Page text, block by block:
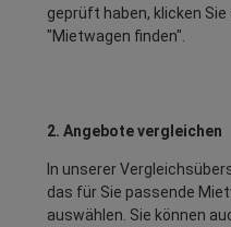
geprüft haben, klicken
"Mietwagen finden".
2. Angebote vergleichen
In unserer
das für Sie passende
auswählen. Sie können